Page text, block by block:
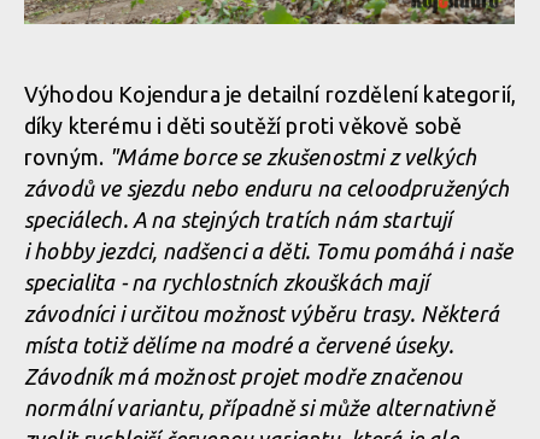
Kojenduro - horská cyklistika v Polabí? Zájem o závod předčil
očekávání!
Kojenduro - horská cyklistika v Polabí? Zájem o závod předčil
očekávání!
Kojenduro - horská cyklistika v Polabí? Zájem o závod předčil
očekávání!
Kojenduro - horská cyklistika v Polabí? Zájem o závod předčil
Výhodou Kojendura je detailní rozdělení kategorií,
díky kterému i děti soutěží proti věkově sobě
rovným. "Máme borce se zkušenostmi z velkých
závodů ve sjezdu nebo enduru na celoodpružených
speciálech. A na stejných tratích nám startují
i hobby jezdci, nadšenci a děti. Tomu pomáhá i naše
specialita - na rychlostních zkouškách mají
závodníci i určitou možnost výběru trasy. Některá
místa totiž dělíme na modré a červené úseky.
Závodník má možnost projet modře značenou
normální variantu, případně si může alternativně